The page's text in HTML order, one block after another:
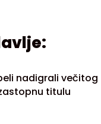
nadigrali večitog
titulu